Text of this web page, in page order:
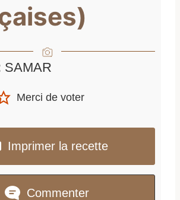
SAMAR
Merci de voter
Imprimer la recette
Commenter